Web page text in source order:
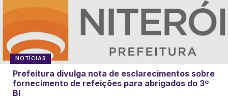
NOTÍCIAS
Prefeitura divulga nota de esclarecimentos sobre
fornecimento de refeições para abrigados do 3º
BI